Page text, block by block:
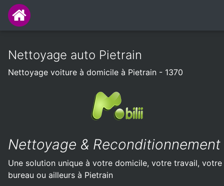
Nettoyage auto Pietrain
Nettoyage voiture à domicile à Pietrain - 1370
Nettoyage & Reconditionnement
Une solution unique à votre domicile, votre travail, votre
bureau ou ailleurs à Pietrain